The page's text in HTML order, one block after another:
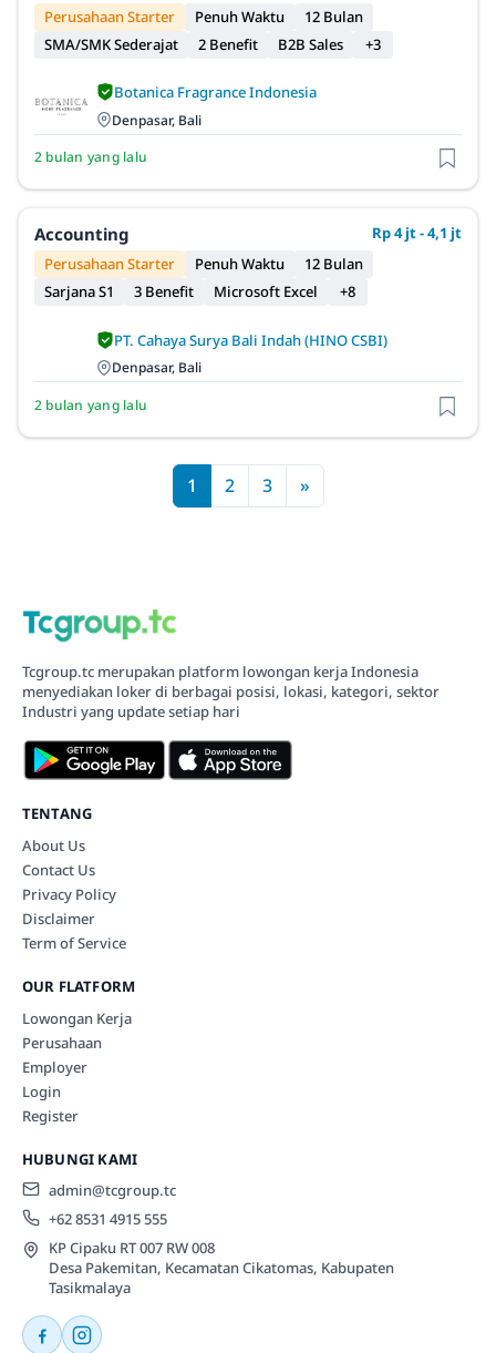
Perusahaan Starter
Penuh Waktu
12 Bulan
SMA/SMK Sederajat
2 Benefit B2B Sales +3
Botanica Fragrance Indonesia
Denpasar, Bali
2 bulan yang lalu
Accounting
Rp 4 jt - 4,1 jt
Perusahaan Starter
Penuh Waktu
12 Bulan
Sarjana S1
3 Benefit Microsoft Excel +8
PT. Cahaya Surya Bali Indah (HINO CSBI)
Denpasar, Bali
2 bulan yang lalu
1 2 3 »
Tcgroup.tc merupakan platform lowongan kerja Indonesia
menyediakan loker di berbagai posisi, lokasi, kategori, sektor
Industri yang update setiap hari
TENTANG
About Us
Contact Us
Privacy Policy
Disclaimer
Term of Service
OUR FLATFORM
Lowongan Kerja
Perusahaan
Employer
Login
Register
HUBUNGI KAMI
admin@tcgroup.tc
+62 8531 4915 555
KP Cipaku RT 007 RW 008
Desa Pakemitan, Kecamatan Cikatomas, Kabupaten
Tasikmalaya